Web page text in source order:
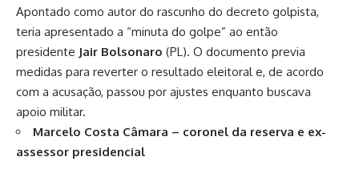
Apontado como autor do rascunho do decreto golpista,
teria apresentado a “minuta do golpe” ao então
presidente Jair Bolsonaro (PL). O documento previa
medidas para reverter o resultado eleitoral e, de acordo
com a acusação, passou por ajustes enquanto buscava
apoio militar.
Marcelo Costa Câmara – coronel da reserva e ex-
assessor presidencial